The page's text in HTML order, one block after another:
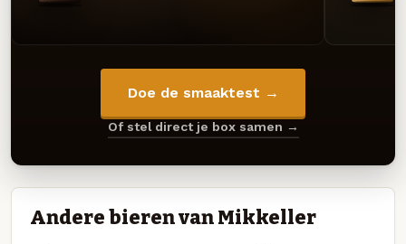
Doe de smaaktest →
Of stel direct je box samen →
Andere bieren van Mikkeller